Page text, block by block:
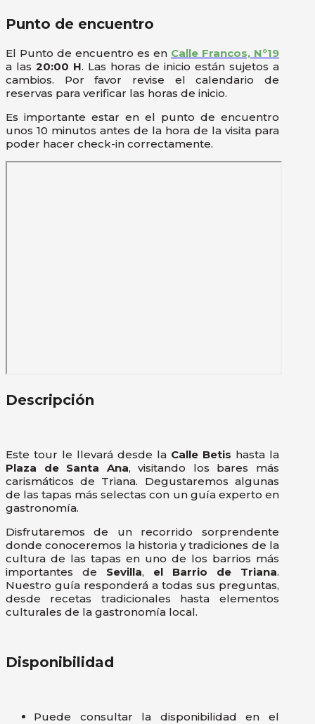
Punto de encuentro
El Punto de encuentro es en Calle Francos, Nº19
a las 20:00 H. Las horas de inicio están sujetos a
cambios. Por favor revise el calendario de
reservas para verificar las horas de inicio.
Es importante estar en el punto de encuentro
unos 10 minutos antes de la hora de la visita para
poder hacer check-in correctamente.
Descripción
Este tour le llevará desde la Calle Betis hasta la
Plaza de Santa Ana, visitando los bares más
carismáticos de Triana. Degustaremos algunas
de las tapas más selectas con un guía experto en
gastronomía.
Disfrutaremos de un recorrido sorprendente
donde conoceremos la historia y tradiciones de la
cultura de las tapas en uno de los barrios más
importantes de Sevilla, el Barrio de Triana.
Nuestro guía responderá a todas sus preguntas,
desde recetas tradicionales hasta elementos
culturales de la gastronomía local.
Disponibilidad
Puede consultar la disponibilidad en el